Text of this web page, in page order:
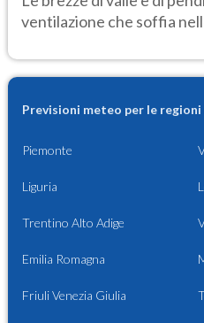
ventilazione che soffia
Previsioni meteo per le
Piemonte
Liguria
Trentino Alto Adige
Emilia Romagna
Friuli Venezia Giulia